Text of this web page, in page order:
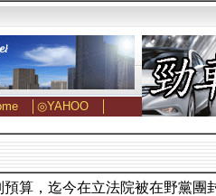
│ ◎YAHOO│
算，迄今在立法院被在野黨團